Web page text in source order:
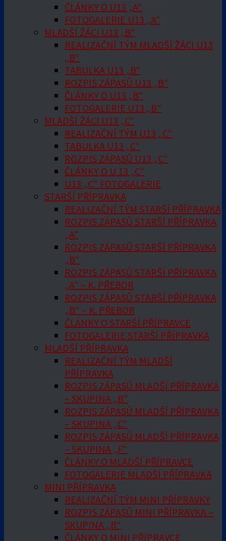
ČLÁNKY O U13 „A“
FOTOGALERIE U13 „A“
MLADŠÍ ŽÁCI U13 „B“
REALIZAČNÍ TÝM MLADŠÍ ŽÁCI U13
„B“
TABULKA U13 „B“
ROZPIS ZÁPASŮ U13 „B“
ČLÁNKY O U13 „B“
FOTOGALERIE U13 „B“
MLADŠÍ ŽÁCI U13 „C“
REALIZAČNÍ TÝM U13 „C“
TABULKA U13 „C“
ROZPIS ZÁPASŮ U13 „C“
ČLÁNKY O U 13 „C“
U13 „C“ FOTOGALERIE
STARŠÍ PŘÍPRAVKA
REALIZAČNÍ TÝM STARŠÍ PŘÍPRAVKA
ROZPIS ZÁPASŮ STARŠÍ PŘÍPRAVKA
„A“
ROZPIS ZÁPASŮ STARŠÍ PŘÍPRAVKA
„B“
ROZPIS ZÁPASŮ STARŠÍ PŘÍPRAVKA
„A“ – K. PŘEBOR
ROZPIS ZÁPASŮ STARŠÍ PŘÍPRAVKA
„B“ – K. PŘEBOR
ČLÁNKY O STARŠÍ PŘÍPRAVCE
FOTOGALERIE STARŠÍ PŘÍPRAVKA
MLADŠÍ PŘÍPRAVKA
REALIZAČNÍ TÝM MLADŠÍ
PŘÍPRAVKA
ROZPIS ZÁPASŮ MLADŠÍ PŘÍPRAVKA
– SKUPINA „B“
ROZPIS ZÁPASŮ MLADŠÍ PŘÍPRAVKA
– SKUPINA „C“
ROZPIS ZÁPASŮ MLADŠÍ PŘÍPRAVKA
– SKUPINA „F“
ČLÁNKY O MLADŠÍ PŘÍPRAVCE
FOTOGALERIE MLADŠÍ PŘÍPRAVKA
MINI PŘÍPRAVKA
REALIZAČNÍ TÝM MINI PŘÍPRAVKY
ROZPIS ZÁPASŮ MINI PŘÍPRAVKA –
SKUPINA „B“
ČLÁNKY O MINI PŘÍPRAVCE